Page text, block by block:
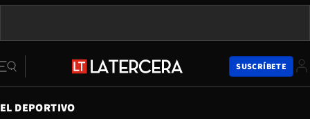
SUSCRÍBETE
EL DEPORTIVO